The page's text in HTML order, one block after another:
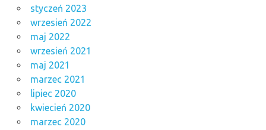
styczeń 2023
wrzesień 2022
maj 2022
wrzesień 2021
maj 2021
marzec 2021
lipiec 2020
kwiecień 2020
marzec 2020